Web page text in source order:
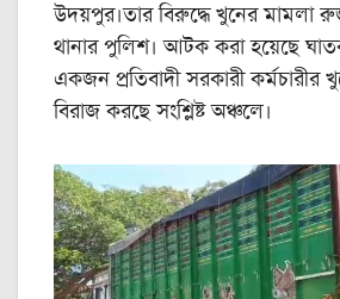
উদয়পুর।তার বিরুদ্ধে খুনের মামলা
থানার পুলিশ। আটক করা হয়েছে
একজন প্রতিবাদী সরকারী
বিরাজ করছে সংশ্লিষ্ট অঞ্চলে।